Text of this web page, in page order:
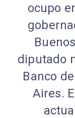
ocupo
diputado
Banco
Aires.